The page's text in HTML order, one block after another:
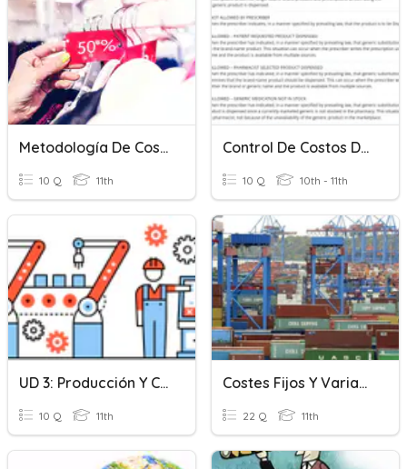
Metodología De Costos
10 Q 11th
Control De Costos De Terceros
10 Q 10th - 11th
UD 3: Producción Y Costes
10 Q 11th
Costes Fijos Y Variables
22 Q 11th